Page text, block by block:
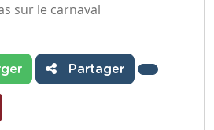
sur le carnaval
Partager